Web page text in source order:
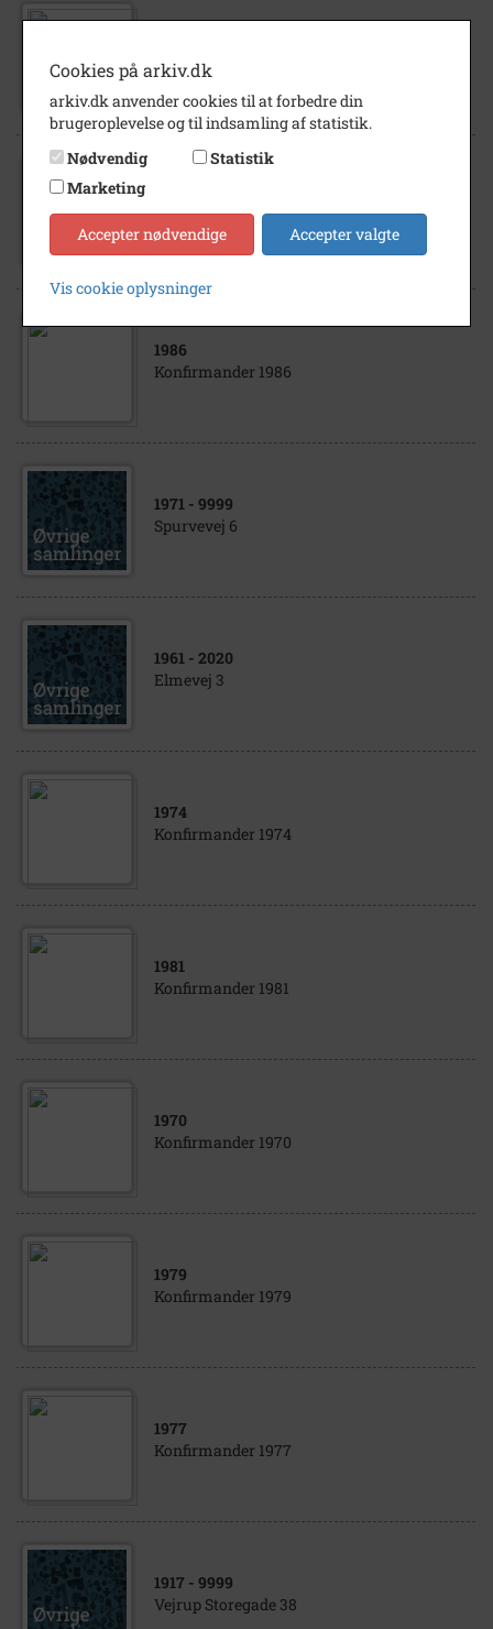
Vejrup Skole
Hegnet 7
1986
Konfirmander 1986
1971 - 9999
Spurvevej 6
1961 - 2020
Elmevej 3
1974
Konfirmander 1974
1981
Konfirmander 1981
1970
Konfirmander 1970
1979
Konfirmander 1979
1977
Konfirmander 1977
1917 - 9999
Vejrup Storegade 38
Cookies på arkiv.dk
arkiv.dk anvender cookies til at forbedre din
brugeroplevelse og til indsamling af statistik.
Nødvendig
Statistik
Marketing
Accepter nødvendige Accepter valgte
Vis cookie oplysninger